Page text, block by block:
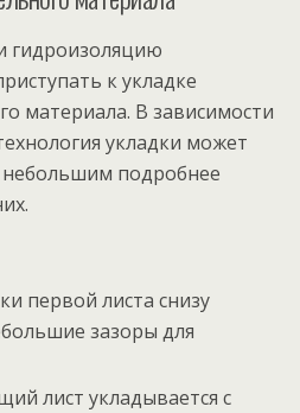
гидроизоляцию
к укладке
материала. В зависимости
укладки может
небольшим подробнее
первой листа снизу
зазоры для
лист укладывается с